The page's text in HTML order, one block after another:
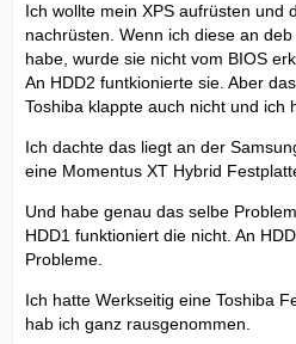
Ich wollte mein XPS aufrüsten und
nachrüsten. Wenn ich diese an
habe, wurde sie nicht vom BIOS
An HDD2 funtkionierte sie. Aber
Toshiba klappte auch nicht und ich
Ich dachte das liegt an der
eine Momentus XT Hybrid
Und habe genau das selbe
HDD1 funktioniert die nicht. An
Probleme.
Ich hatte Werkseitig eine Toshiba
hab ich ganz rausgenommen.